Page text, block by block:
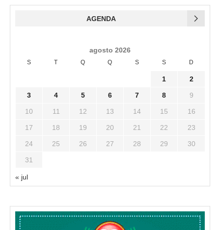
AGENDA
agosto 2026
S T Q Q S S D
1 2
3 4 5 6 7 8 9
10 11 12 13 14 15 16
17 18 19 20 21 22 23
24 25 26 27 28 29 30
31
« jul